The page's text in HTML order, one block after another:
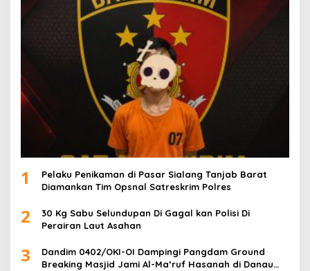
1
Pelaku Penikaman di Pasar Sialang Tanjab Barat
Diamankan Tim Opsnal Satreskrim Polres
2
30 Kg Sabu Selundupan Di Gagal kan Polisi Di
Perairan Laut Asahan
3
Dandim 0402/OKI-OI Dampingi Pangdam Ground
Breaking Masjid Jami Al-Ma’ruf Hasanah di Danau